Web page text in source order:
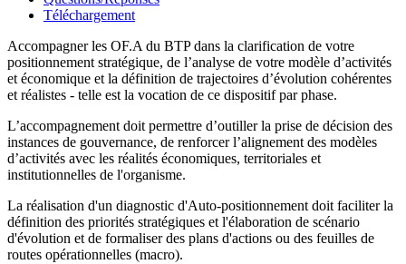
Téléchargement
Accompagner les OF.A du BTP dans la clarification de votre
positionnement stratégique, de l’analyse de votre modèle d’activités
et économique et la définition de trajectoires d’évolution cohérentes
et réalistes - telle est la vocation de ce dispositif par phase.
L’accompagnement doit permettre d’outiller la prise de décision des
instances de gouvernance, de renforcer l’alignement des modèles
d’activités avec les réalités économiques, territoriales et
institutionnelles de l'organisme.
La réalisation d'un diagnostic d'Auto-positionnement doit faciliter la
définition des priorités stratégiques et l'élaboration de scénario
d'évolution et de formaliser des plans d'actions ou des feuilles de
routes opérationnelles (macro).